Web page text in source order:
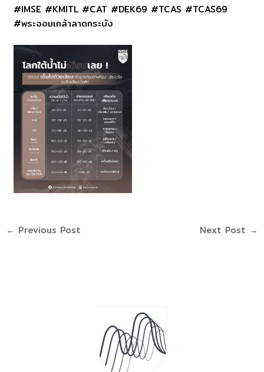
#IMSE #KMITL #CAT #DEK69 #TCAS #TCAS69
#พระจอมเกล้าลาดกระบัง
← Previous Post Next Post →